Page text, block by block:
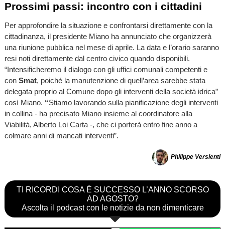
Prossimi passi: incontro con i cittadini
Per approfondire la situazione e confrontarsi direttamente con la
cittadinanza, il presidente Miano ha annunciato che organizzerà
una riunione pubblica nel mese di aprile. La data e l’orario saranno
resi noti direttamente dal centro civico quando disponibili.
“Intensificheremo il dialogo con gli uffici comunali competenti e
con Smat, poiché la manutenzione di quell’area sarebbe stata
delegata proprio al Comune dopo gli interventi della società idrica”
così Miano. “Stiamo lavorando sulla pianificazione degli interventi
in collina - ha precisato Miano insieme al coordinatore alla
Viabilità, Alberto Loi Carta -, che ci porterà entro fine anno a
colmare anni di mancati interventi”.
Philippe Versienti
TI RICORDI COSA È SUCCESSO L’ANNO SCORSO
AD AGOSTO?
Ascolta il podcast con le notizie da non dimenticare